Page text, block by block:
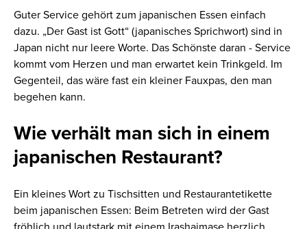
Guter Service gehört zum japanischen Essen einfach
dazu. „Der Gast ist Gott“ (japanisches Sprichwort) sind in
Japan nicht nur leere Worte. Das Schönste daran - Service
kommt vom Herzen und man erwartet kein Trinkgeld. Im
Gegenteil, das wäre fast ein kleiner Fauxpas, den man
begehen kann.
Wie verhält man sich in einem
japanischen Restaurant?
Ein kleines Wort zu Tischsitten und Restaurantetikette
beim japanischen Essen: Beim Betreten wird der Gast